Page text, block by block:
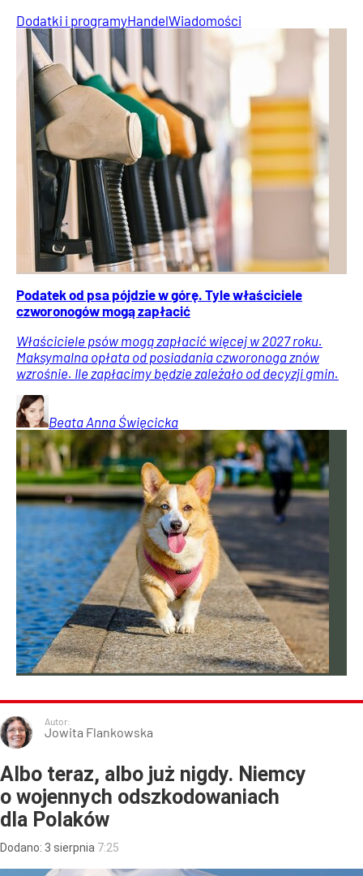
Dodatki i programyHandelWiadomości
Podatek od psa pójdzie w górę. Tyle właściciele
czworonogów mogą zapłacić
Właściciele psów mogą zapłacić więcej w 2027 roku.
Maksymalna opłata od posiadania czworonoga znów
wzrośnie. Ile zapłacimy będzie zależało od decyzji gmin.
Beata Anna Święcicka
Autor:
Jowita Flankowska
Albo teraz, albo już nigdy. Niemcy
o wojennych odszkodowaniach
dla Polaków
Dodano: 3 sierpnia 7:25